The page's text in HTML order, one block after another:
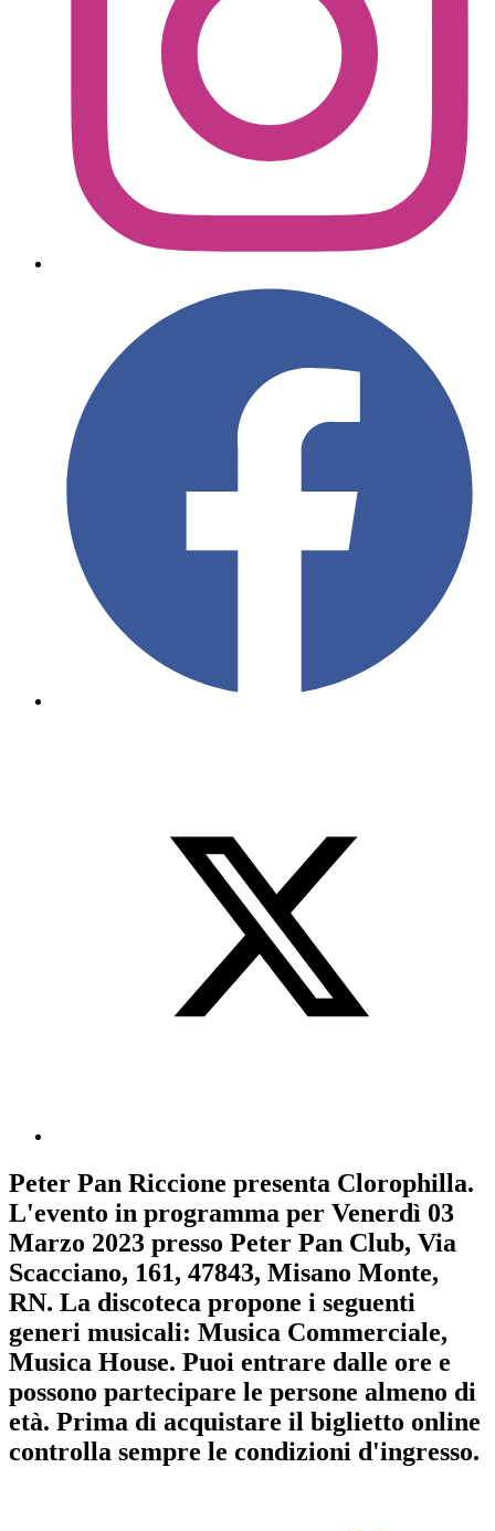
Peter Pan Riccione presenta Clorophilla.
L'evento in programma per Venerdì 03
Marzo 2023 presso Peter Pan Club, Via
Scacciano, 161, 47843, Misano Monte,
RN. La discoteca propone i seguenti
generi musicali: Musica Commerciale,
Musica House. Puoi entrare dalle ore e
possono partecipare le persone almeno di
età. Prima di acquistare il biglietto online
controlla sempre le condizioni d'ingresso.